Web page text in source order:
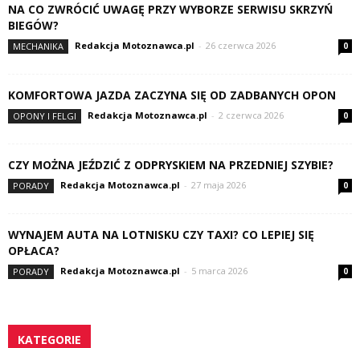
NA CO ZWRÓCIĆ UWAGĘ PRZY WYBORZE SERWISU SKRZYŃ
BIEGÓW?
MECHANIKA Redakcja Motoznawca.pl - 26 czerwca 2026 0
KOMFORTOWA JAZDA ZACZYNA SIĘ OD ZADBANYCH OPON
OPONY I FELGI Redakcja Motoznawca.pl - 2 czerwca 2026 0
CZY MOŻNA JEŹDZIĆ Z ODPRYSKIEM NA PRZEDNIEJ SZYBIE?
PORADY Redakcja Motoznawca.pl - 27 maja 2026 0
WYNAJEM AUTA NA LOTNISKU CZY TAXI? CO LEPIEJ SIĘ
OPŁACA?
PORADY Redakcja Motoznawca.pl - 5 marca 2026 0
KATEGORIE